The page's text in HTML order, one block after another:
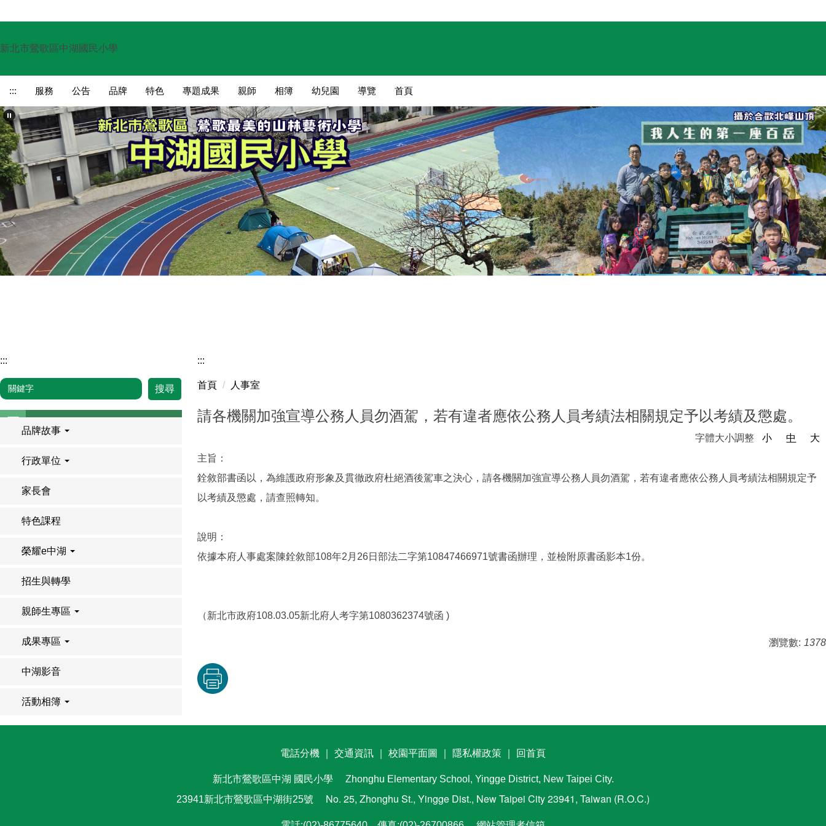
到
要
新北市鶯歌區中湖國民小學
::: 服務 公告 品牌 特色 專題成果 親師 相簿 幼兒園 導覽 首頁
:::
搜尋
品牌故事
行政單位
家長會
特色課程
榮耀e中湖
招生與轉學
親師生專區
成果專區
中湖影音
活動相簿
:::
首頁 人事室
請各機關加強宣導公務人員勿酒駕，若有違者應依公務人員考績法相關規定予以考績及懲處。
字體大小調整 小 中
大
主旨：
銓敘部書函以，為維護政府形象及貫徹政府杜絕酒後駕車之決心，請各機關加強宣導公務人員勿酒駕，若有違者應依公務人員考績法相關規定予
以考績及懲處，請查照轉知。
說明：
依據本府人事處案陳銓敘部108年2月26日部法二字第10847466971號書函辦理，並檢附原書函影本1份。
（新北市政府108.03.05新北府人考字第1080362374號函 )
瀏覽數: 1378
電話分機 交通資訊 校園平面圖 隱私權政策 回首頁
新北市鶯歌區中湖 國民小學
Zhonghu Elementary School, Yingge District, New Taipei City.
23941新北市鶯歌區中湖街25號
No. 25, Zhonghu St., Yingge Dist., New Taipei City 23941, Taiwan (R.O.C.)